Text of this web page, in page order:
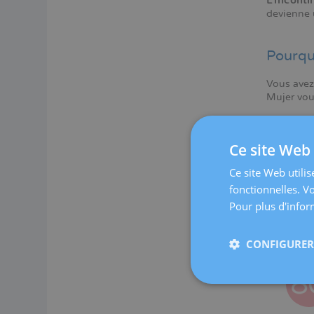
Vous
Mujer
Ce site
Ce site Web
fonctionnelles.
Pour plus